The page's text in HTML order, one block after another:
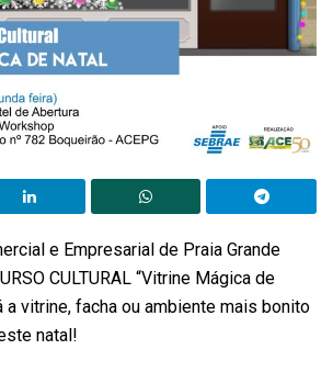
e Empresarial de Praia Grande
CULTURAL “Vitrine Mágica de
a vitrine, facha ou ambiente mais bonito
natal!